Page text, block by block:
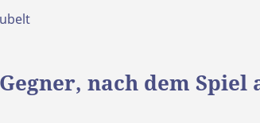
nach dem Spiel